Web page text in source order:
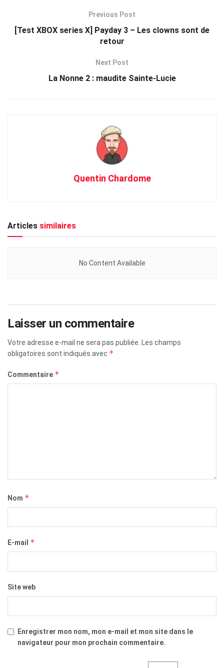
Previous Post
[Test XBOX series X] Payday 3 – Les clowns sont de
retour
Next Post
La Nonne 2 : maudite Sainte-Lucie
Quentin Chardome
Articles similaires
No Content Available
Laisser un commentaire
Votre adresse e-mail ne sera pas publiée.
Les champs
obligatoires sont indiqués avec *
Commentaire *
Nom *
E-mail *
Site web
Enregistrer mon nom, mon e-mail et mon site dans le
navigateur pour mon prochain commentaire.